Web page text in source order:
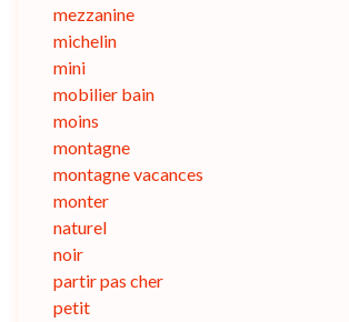
mezzanine
michelin
mini
mobilier bain
moins
montagne
montagne vacances
monter
naturel
noir
partir pas cher
petit